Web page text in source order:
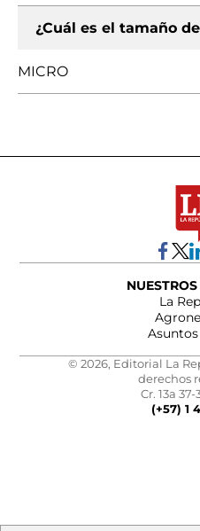
¿Cuál es el tamaño
MICRO
La
© 2026, Editorial La
derechos
Cr. 13a
(+57) 1